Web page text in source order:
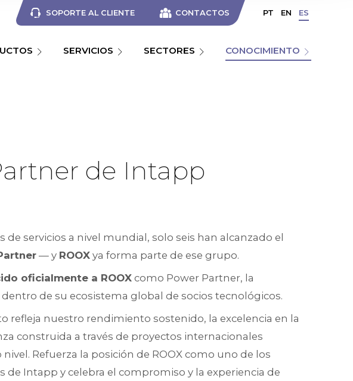
SERVICIOS SECTORES CONOCIMIENTO
SOPORTE AL CLIENTE CONTACTOS PT EN ES
de Intapp
de servicios a nivel mundial, solo seis han alcanzado el
— y ROOXya forma parte de ese grupo.
oficialmente a ROOXcomo Power Partner, la
de su ecosistema global de socios tecnológicos.
refleja nuestro rendimiento sostenido, la excelencia en la
construida a través de proyectos internacionales
Refuerza la posición de ROOX como uno de los
de Intapp y celebra el compromiso y la experiencia de